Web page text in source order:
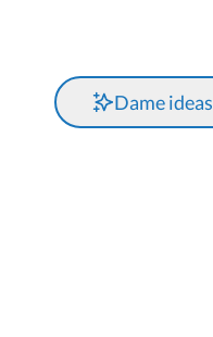
Dame ideas